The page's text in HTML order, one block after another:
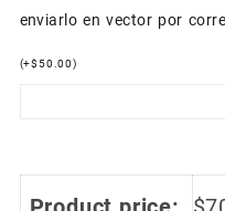
enviarlo en vector por
(+$50.00)